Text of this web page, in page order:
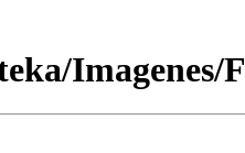
Imagenes/